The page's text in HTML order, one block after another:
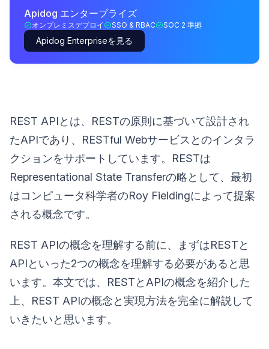
Apidog エンタープライズ
オンプレミスデプロイ SSO & RBAC SOC 2 準拠
Apidog Enterpriseを見る
REST APIとは、RESTの原則に基づいて設計され
たAPIであり、RESTful Webサービスとのインタラ
クションをサポートしています。RESTは
Representational State Transferの略として、最初
はコンピュータ科学者のRoy Fieldingによって提案
される概念です。
REST APIの概念を理解する前に、まずはRESTと
APIといった2つの概念を理解する必要があると思
います。本文では、RESTとAPIの概念を紹介した
上、REST APIの概念と実現方法を完全に解説して
いきたいと思います。